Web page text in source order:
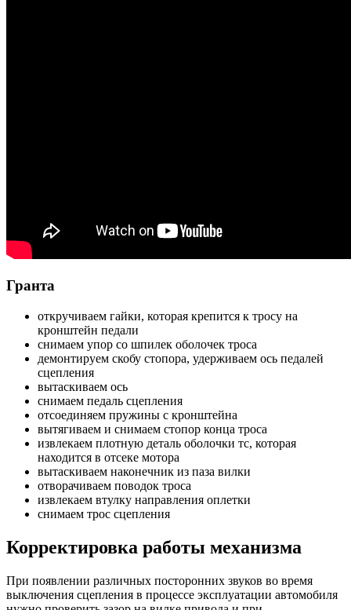
Гранта
откручиваем гайки, которая крепится к тросу на
кронштейн педали
снимаем упор со шпилек оболочек троса
демонтируем скобу стопора, удерживаем ось педалей
сцепления
вытаскиваем ось
снимаем педаль сцепления
отсоединяем пружины с кронштейна
вытягиваем и снимаем стопор конца троса
извлекаем плотную деталь оболочки тс, которая
находится в отсеке мотора
вытаскиваем наконечник из паза вилки
отворачиваем поводок троса
извлекаем втулку направления оплетки
снимаем трос сцепления
Корректировка работы механизма
При появлении различных посторонних звуков во время
выключения сцепления в процессе эксплуатации автомобиля